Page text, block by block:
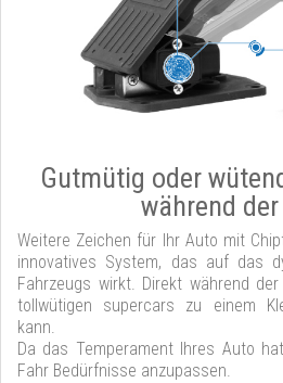
Gutmütig oder
während
Weitere Zeichen für Ihr Auto mit
innovatives System, das auf das
Fahrzeugs wirkt. Direkt während
tollwütigen supercars zu einem
kann.
Da das Temperament Ihres Auto
Fahr Bedürfnisse anzupassen.